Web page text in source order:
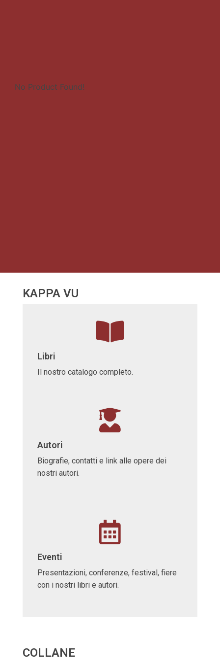
No Product Found!
KAPPA VU
Libri
Il nostro catalogo completo.
Autori
Biografie, contatti e link alle opere dei
nostri autori.
Eventi
Presentazioni, conferenze, festival, fiere
con i nostri libri e autori.
COLLANE